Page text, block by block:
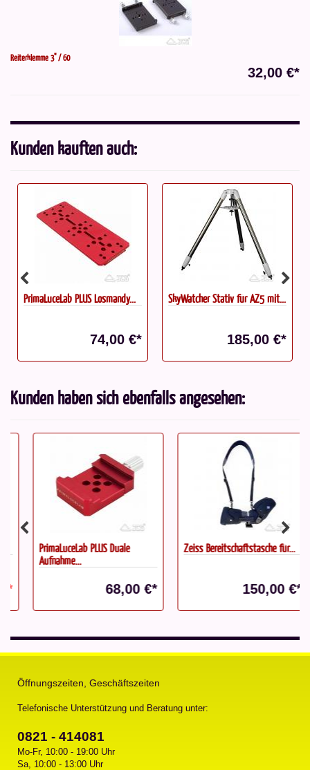
Reiterklemme 3" / 60
32,00 €*
Kunden kauften auch:
PrimaLuceLab PLUS Losmandy...
74,00 €*
SkyWatcher Stativ für AZ5 mit...
185,00 €*
Kunden haben sich ebenfalls angesehen:
PrimaLuceLab PLUS Duale
Aufnahme...
68,00 €*
Zeiss Bereitschaftstasche für...
150,00 €*
Öffnungszeiten, Geschäftszeiten
Telefonische Unterstützung und Beratung unter:
0821 - 414081
Mo-Fr, 10:00 - 19:00 Uhr
Sa, 10:00 - 13:00 Uhr